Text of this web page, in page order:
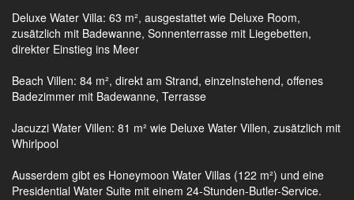
Deluxe Water Villa: 63 m², ausgestattet wie Deluxe Room,
zusätzlich mit Badewanne, Sonnenterrasse mit Liegebetten,
direkter Einstieg ins Meer
Beach Villen: 84 m², direkt am Strand, einzelnstehend, offenes
Badezimmer mit Badewanne, Terrasse
Jacuzzi Water Villen: 81 m² wie Deluxe Water Villen, zusätzlich mit
Whirlpool
Ausserdem gibt es Honeymoon Water Villas (122 m²) und eine
Presidential Water Suite mit einem 24-Stunden-Butler-Service.